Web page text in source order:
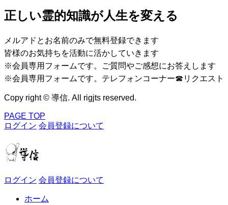
正しい霊的知識が人生を変える
メルアドとお名前のみで無料登録できます
皆様のお気持ちを活動に活かしていきます
※会員専用フォームです。ご質問やご感想にお答えします
※会員専用フォームです。テレフォンコーナー☎リクエスト
Copy right © 導信. All rigjts reserved.
PAGE TOP
ログイン 会員登録について
ログイン 会員登録について
ホーム